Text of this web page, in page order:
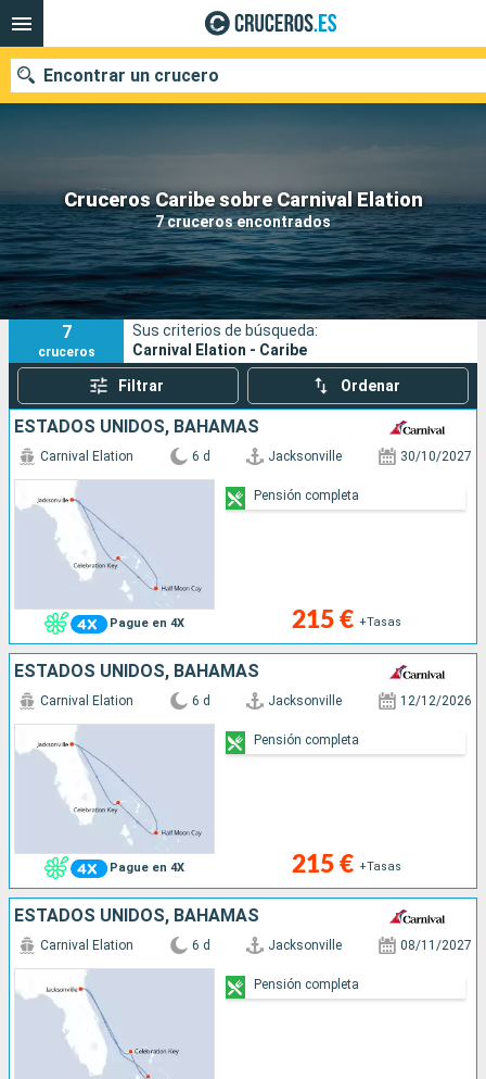
Cruceros Caribe sobre Carnival Elation
7 cruceros encontrados
Encontrar un crucero
Nuestros destinos
Fecha de salida
Puertos Compañías
Buscar
7
cruceros
Sus criterios de búsqueda:
Carnival Elation - Caribe
Filtrar Ordenar
ESTADOS UNIDOS, BAHAMAS
Pague en 4X
Carnival Elation 6 d Jacksonville 30/10/2027
215 € +Tasas
Pensión completa
ESTADOS UNIDOS, BAHAMAS
Pague en 4X
Carnival Elation 6 d Jacksonville 12/12/2026
215 € +Tasas
Pensión completa
ESTADOS UNIDOS, BAHAMAS
Carnival Elation 6 d Jacksonville 08/11/2027
Pensión completa